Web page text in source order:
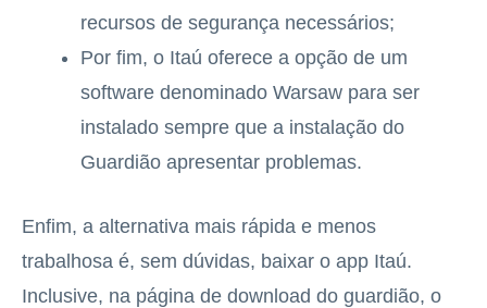
recursos de segurança necessários;
Por fim, o Itaú oferece a opção de um
software denominado Warsaw para ser
instalado sempre que a instalação do
Guardião apresentar problemas.
Enfim, a alternativa mais rápida e menos
trabalhosa é, sem dúvidas, baixar o app Itaú.
Inclusive, na página de download do guardião, o